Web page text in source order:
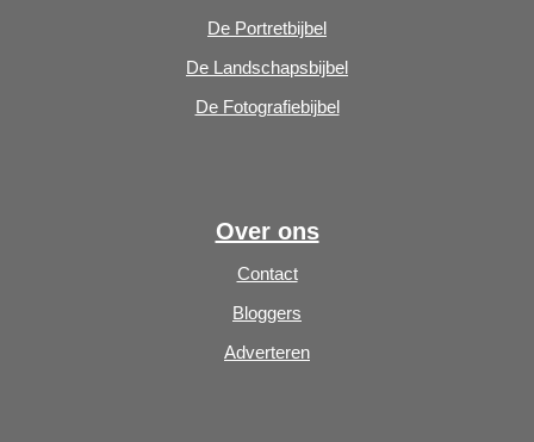
De Portretbijbel
De Landschapsbijbel
De Fotografiebijbel
Over ons
Contact
Bloggers
Adverteren